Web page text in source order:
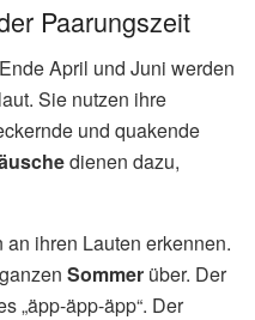
Paarungszeit
April und Juni werden
Sie nutzen ihre
und quakende
dienen dazu,
ihren Lauten erkennen.
Sommer über. Der
„äpp-äpp-äpp“. Der